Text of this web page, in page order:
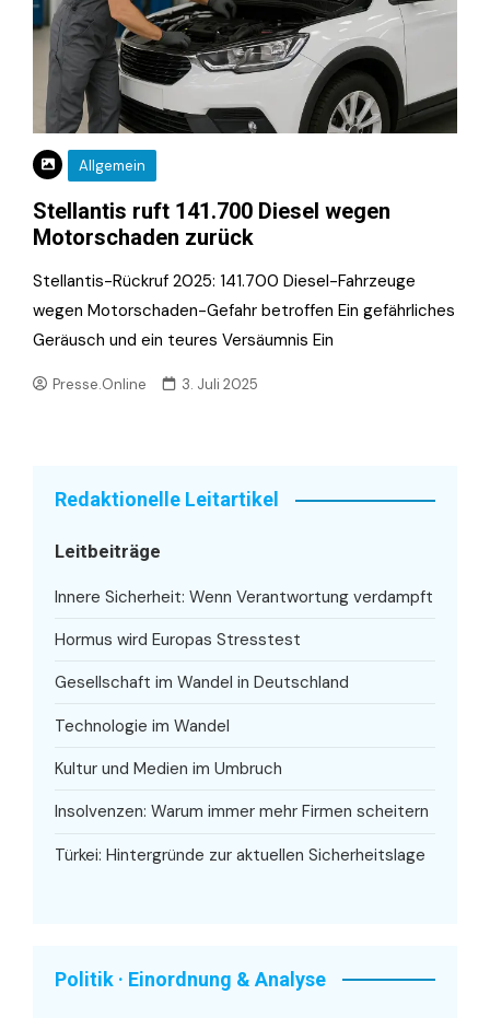
Allgemein
Stellantis ruft 141.700 Diesel wegen
Motorschaden zurück
Stellantis-Rückruf 2025: 141.700 Diesel-Fahrzeuge
wegen Motorschaden-Gefahr betroffen Ein gefährliches
Geräusch und ein teures Versäumnis Ein
Presse.Online 3. Juli 2025
Redaktionelle Leitartikel
Leitbeiträge
Innere Sicherheit: Wenn Verantwortung verdampft
Hormus wird Europas Stresstest
Gesellschaft im Wandel in Deutschland
Technologie im Wandel
Kultur und Medien im Umbruch
Insolvenzen: Warum immer mehr Firmen scheitern
Türkei: Hintergründe zur aktuellen Sicherheitslage
Politik · Einordnung & Analyse